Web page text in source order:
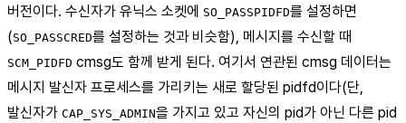
버전이다. 수신자가 유닉스 소켓에 SO_PASSPIDFD를 설정하면
(SO_PASSCRED를 설정하는 것과 비슷함), 메시지를 수신할 때
SCM_PIDFD cmsg도 함께 받게 된다. 여기서 연관된 cmsg 데이터는
메시지 발신자 프로세스를 가리키는 새로 할당된 pidfd이다(단,
발신자가 CAP_SYS_ADMIN을 가지고 있고 자신의 pid가 아닌 다른 pid